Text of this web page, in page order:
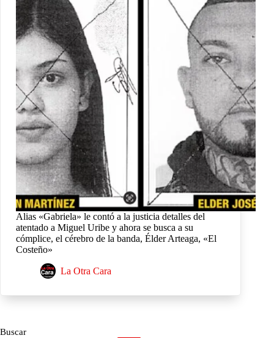
Alias «Gabriela» le contó a la justicia detalles del
atentado a Miguel Uribe y ahora se busca a su
cómplice, el cérebro de la banda, Élder Arteaga, «El
Costeño»
La Otra Cara
Buscar